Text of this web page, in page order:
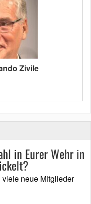
Zivile
in Eurer Wehr in
neue Mitglieder